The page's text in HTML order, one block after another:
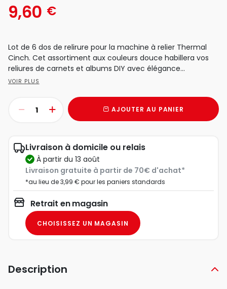
9,60 €
Lot de 6 dos de relirure pour la machine à relier Thermal
Cinch. Cet assortiment aux couleurs douce habillera vos
reliures de carnets et albums DIY avec élégance...
VOIR PLUS
AJOUTER AU PANIER
Livraison à domicile ou relais
à partir du 13 août
Livraison gratuite à partir de 70€ d'achat*
*au lieu de 3,99 € pour les paniers standards
Retrait en magasin
CHOISISSEZ UN MAGASIN
Description